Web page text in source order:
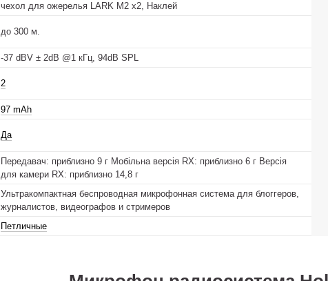
чехол для ожерелья LARK M2 x2, Наклей
до 300 м.
-37 dBV ± 2dB @1 кГц, 94dB SPL
2
97 mAh
Да
Передавач: приблизно 9 г Мобільна версія RX: приблизно 6 г Версія
для камери RX: приблизно 14,8 г
Ультракомпактная беспроводная микрофонная система для блоггеров,
журналистов, видеографов и стримеров
Петличные